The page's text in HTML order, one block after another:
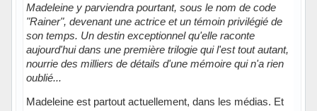
Madeleine y parviendra pourtant, sous le nom de code
"Rainer", devenant une actrice et un témoin privilégié de
son temps. Un destin exceptionnel qu'elle raconte
aujourd'hui dans une première trilogie qui l'est tout autant,
nourrie des milliers de détails d'une mémoire qui n'a rien
oublié...
Madeleine est partout actuellement, dans les médias. Et